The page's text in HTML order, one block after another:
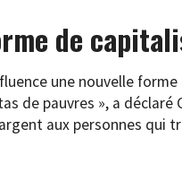
de
une nouvelle
de pauvres », a déclaré
aux personnes